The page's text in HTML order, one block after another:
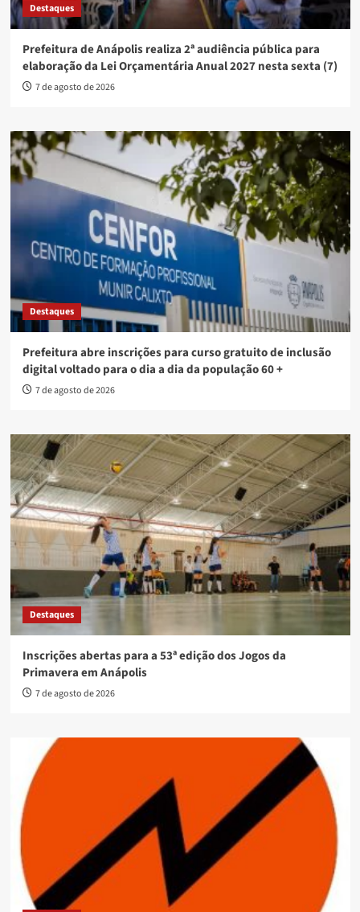
Destaques
Prefeitura de Anápolis realiza 2ª audiência pública para
elaboração da Lei Orçamentária Anual 2027 nesta sexta (7)
7 de agosto de 2026
Destaques
Prefeitura abre inscrições para curso gratuito de inclusão
digital voltado para o dia a dia da população 60 +
7 de agosto de 2026
Destaques
Inscrições abertas para a 53ª edição dos Jogos da
Primavera em Anápolis
7 de agosto de 2026